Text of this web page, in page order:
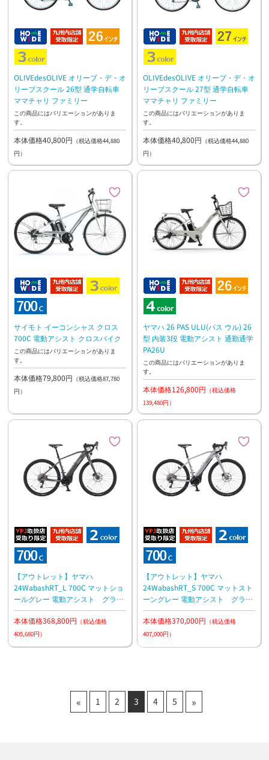
OLIVEdesOLIVE オリーブ・デ・オ
リーブスクール 26型 通学自転車
ママチャリ ファミリー
この商品にはバリエーションがありま
す。
本体価格40,800円 （税込価格44,880
円）
OLIVEdesOLIVE オリーブ・デ・オ
リーブスクール 27型 通学自転車
ママチャリ ファミリー
この商品にはバリエーションがありま
す。
本体価格40,800円 （税込価格44,880
円）
サイモト イーコンシャス クロス
700C 電動アシスト クロスバイク
この商品にはバリエーションがありま
す。
本体価格79,800円 （税込価格87,780
円）
ヤマハ 26 PAS ULU(パス ウル) 26
型 内装3段 電動アシスト 通勤通学
PA26U
この商品にはバリエーションがありま
す。
本体価格126,800円 （税込価格
139,480円）
【アウトレット】ヤマハ
24WabashRT_L 700C マットショ
ールグレー 電動アシスト グラベ
ルバイク
本体価格368,800円 （税込価格
405,680円）
【アウトレット】ヤマハ
24WabashRT_S 700C マットスト
ーングレー 電動アシスト グラベ
ルバイク
本体価格370,000円 （税込価格
407,000円）
« 1 2 3 4 5 »